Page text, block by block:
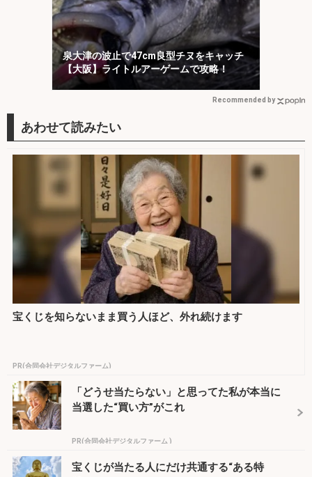
泉大津の波止で47cm良型チヌをキャッチ
【大阪】ライトルアーゲームで攻略！
Recommended by
宝くじを知らないまま買う人ほど、外れ続けます
PR(合同会社デジタルファーム)
「どうせ当たらない」と思ってた私が本当に
当選した“買い方”がこれ
PR(合同会社デジタルファーム )
宝くじが当たる人にだけ共通する“ある特